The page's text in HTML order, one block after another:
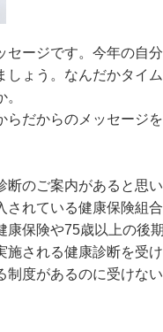
セージです。今年の自
しょう。なんだかタイ
らだからのメッセージ
断のご案内があると思
されている健康保険組
康保険や75歳以上の後
施される健康診断を受
制度があるのに受けな